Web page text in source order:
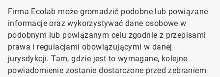
Firma Ecolab może gromadzić podobne lub powiązane
informacje oraz wykorzystywać dane osobowe w
podobnym lub powiązanym celu zgodnie z przepisami
prawa i regulacjami obowiązującymi w danej
jurysdykcji. Tam, gdzie jest to wymagane, kolejne
powiadomienie zostanie dostarczone przed zebraniem